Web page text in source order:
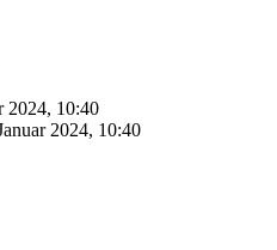
2024, 10:40
2024, 10:40